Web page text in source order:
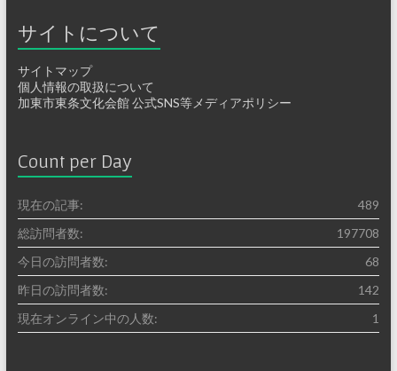
サイトについて
サイトマップ
個人情報の取扱について
加東市東条文化会館 公式SNS等メディアポリシー
Count per Day
489
現在の記事:
197708
総訪問者数:
68
今日の訪問者数:
142
昨日の訪問者数:
1
現在オンライン中の人数: